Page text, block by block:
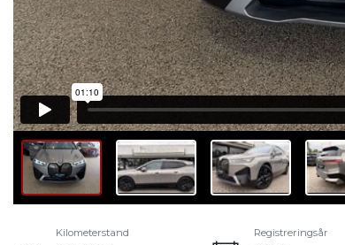
Kilometerstand Registreringsår